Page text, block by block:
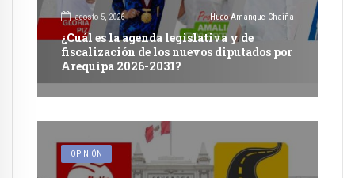
agosto 5, 2026 Hugo Amanque Chaiña
¿Cuál es la agenda legislativa y de
fiscalización de los nuevos diputados por
Arequipa 2026-2031?
OPINIÓN